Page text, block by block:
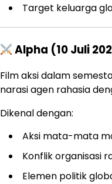
Target keluarga
Alpha (10 Juli
Film aksi dalam
narasi agen rahasia
Dikenal dengan:
Aksi mata-mata
Konflik organisasi
Elemen politik